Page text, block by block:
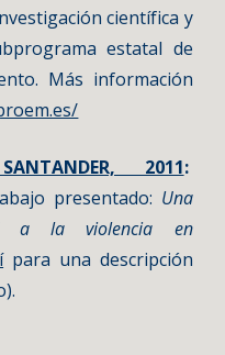
científica y
estatal de
Más información
2011:
presentado: Una
a la violencia en
para una descripción